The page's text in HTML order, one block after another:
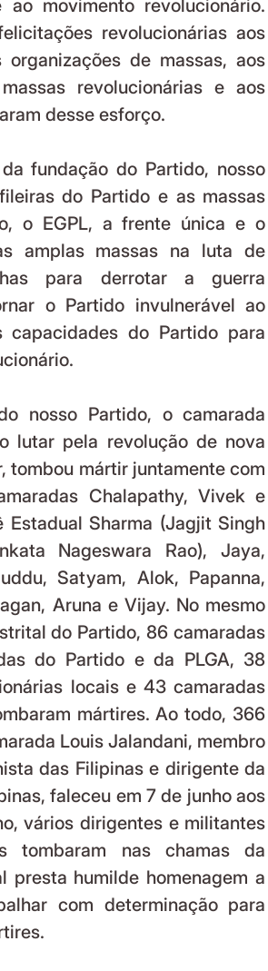
movimento revolucionário.
revolucionárias aos
de massas, aos
revolucionárias e aos
desse esforço.
do Partido e as massas
o EGPL, a frente única e o
amplas massas na luta de
para derrotar a guerra
o Partido invulnerável ao
do Partido para
lutar pela revolução de nova
tombou mártir juntamente com
Chalapathy, Vivek e
Sharma (Jagjit Singh
Nageswara Rao), Jaya,
Satyam, Alok, Papanna,
Aruna e Vijay. No mesmo
do Partido, 86 camaradas
do Partido e da PLGA, 38
locais e 43 camaradas
mártires. Ao todo, 366
Louis Jalandani, membro
das Filipinas e dirigente da
faleceu em 7 de junho aos
vários dirigentes e militantes
tombaram nas chamas da
presta humilde homenagem a
com determinação para